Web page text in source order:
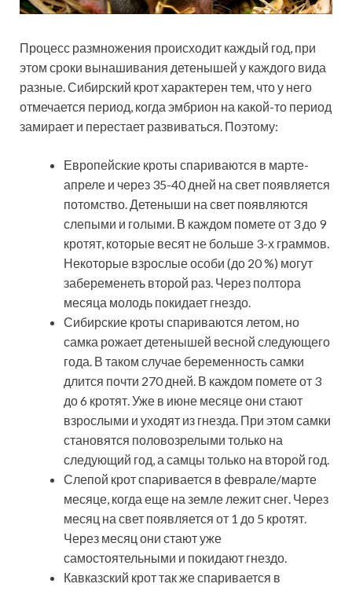
Процесс размножения происходит каждый год, при
этом сроки вынашивания детенышей у каждого вида
разные. Сибирский крот характерен тем, что у него
отмечается период, когда эмбрион на какой-то период
замирает и перестает развиваться. Поэтому:
Европейские кроты спариваются в марте-
апреле и через 35-40 дней на свет появляется
потомство. Детеныши на свет появляются
слепыми и голыми. В каждом помете от 3 до 9
кротят, которые весят не больше 3-х граммов.
Некоторые взрослые особи (до 20 %) могут
забеременеть второй раз. Через полтора
месяца молодь покидает гнездо.
Сибирские кроты спариваются летом, но
самка рожает детенышей весной следующего
года. В таком случае беременность самки
длится почти 270 дней. В каждом помете от 3
до 6 кротят. Уже в июне месяце они стают
взрослыми и уходят из гнезда. При этом самки
становятся половозрелыми только на
следующий год, а самцы только на второй год.
Слепой крот спаривается в феврале/марте
месяце, когда еще на земле лежит снег. Через
месяц на свет появляется от 1 до 5 кротят.
Через месяц они стают уже
самостоятельными и покидают гнездо.
Кавказский крот так же спаривается в